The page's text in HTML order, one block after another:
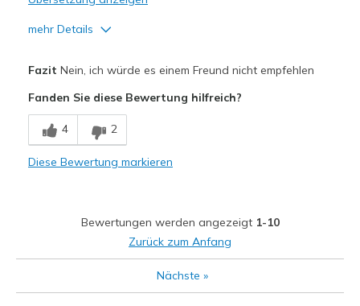
mehr Details
Geeignete Verwendung
Casual Wear
View On Shoes
Shoes are for Wearing
Fazit Nein, ich würde es einem Freund nicht empfehlen
Fanden Sie diese Bewertung hilfreich?
4 2
Diese Bewertung markieren
Bewertungen werden angezeigt 1-10
Zurück zum Anfang
Nächste »